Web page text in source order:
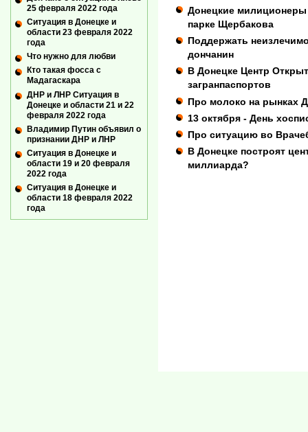
Донецкие
парке Щербакова
Поддержать
дончанин
В Донецке Центр
загранпаспортов
Про молоко на рынках
13 октября - День
Про ситуацию во
В Донецке построят
миллиарда?
25 февраля 2022 года
Ситуация в Донецке и
области 23 февраля 2022
года
Что нужно для любви
Кто такая фосса с
Мадагаскара
ДНР и ЛНР Ситуация в
Донецке и области 21 и 22
февраля 2022 года
Владимир Путин объявил о
признании ДНР и ЛНР
Ситуация в Донецке и
области 19 и 20 февраля
2022 года
Ситуация в Донецке и
области 18 февраля 2022
года